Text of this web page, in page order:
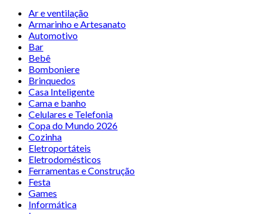
Ar e ventilação
Armarinho e Artesanato
Automotivo
Bar
Bebê
Bomboniere
Brinquedos
Casa Inteligente
Cama e banho
Celulares e Telefonia
Copa do Mundo 2026
Cozinha
Eletroportáteis
Eletrodomésticos
Ferramentas e Construção
Festa
Games
Informática